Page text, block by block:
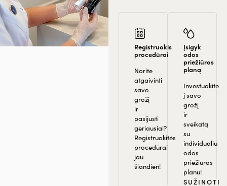
Registruokis
procedūrai
Norite
atgaivinti
savo
grožį
ir
pasijusti
geriausiai?
Registruokitės
procedūrai
jau
šiandien!
Įsigyk
odos
priežiūros
planą
Investuokite
į savo
grožį
ir
sveikatą
su
individualiu
odos
priežiūros
planu!
SUŽINOTI